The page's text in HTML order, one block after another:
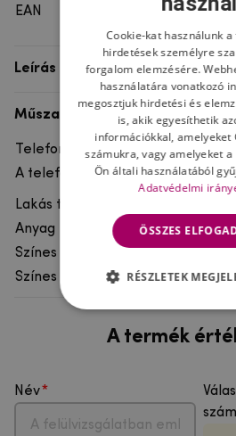
EAN
Leírás
Műszaki adatok
Telefon márka
A telefonmodellhez
Lakás típusa
Anyag
Színes
Színes motívum
A termék
Név
Cookie-kat használunk
hirdetések személyre
forgalom elemzésére.
használatára vonatkozó
megosztjuk hirdetési és
is, akik egyesíthetik
információkkal, amelyeket
számukra, vagy amelyeket
Ön általi használatából
Adatvédelmi
ÖSSZES
RÉSZLETEK